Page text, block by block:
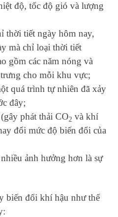
độ, tốc độ gió và lượng
thời tiết ngày hôm nay,
mà chỉ loại thời tiết
gồm các năm nóng và
cho mỗi khu vực;
quá trình tự nhiên đã xảy
đây;
phát thải CO2 và khí
đổi mức độ biến đổi của
ảnh hưởng hơn là sự
biến đổi khí hậu như thế